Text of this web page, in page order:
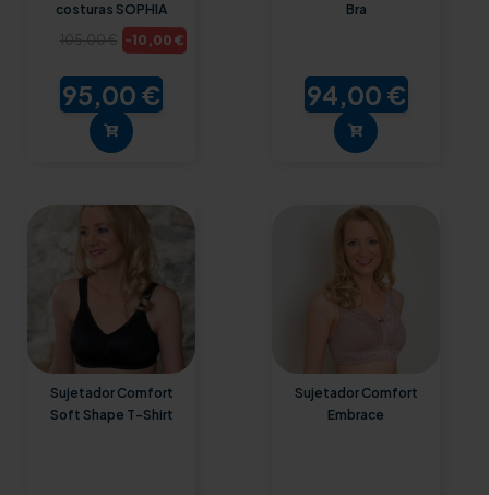
costuras SOPHIA
105,00 € -10,00 €
95,00 €
Bra
94,00 €
Sujetador Comfort
Soft Shape T-Shirt
Sujetador Comfort
Embrace